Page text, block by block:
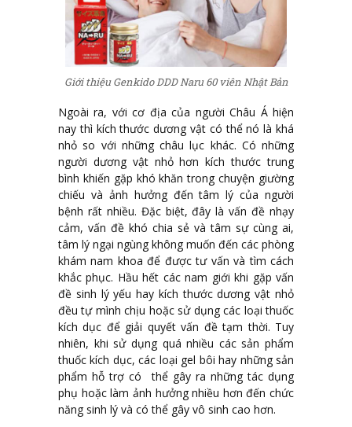
Giới thiệu Genkido DDD Naru 60 viên Nhật Bản
Ngoài ra, với cơ địa của người Châu Á hiện
nay thì kích thước dương vật có thể nó là khá
nhỏ so với những châu lục khác. Có những
người dương vật nhỏ hơn kích thước trung
bình khiến gặp khó khăn trong chuyện giường
chiếu và ảnh hưởng đến tâm lý của người
bệnh rất nhiều. Đặc biệt, đây là vấn đề nhạy
cảm, vấn đề khó chia sẻ và tâm sự cùng ai,
tâm lý ngại ngùng không muốn đến các phòng
khám nam khoa để được tư vấn và tìm cách
khắc phục. Hầu hết các nam giới khi gặp vấn
đề sinh lý yếu hay kích thước dương vật nhỏ
đều tự mình chịu hoặc sử dụng các loại thuốc
kích dục để giải quyết vấn đề tạm thời. Tuy
nhiên, khi sử dụng quá nhiều các sản phẩm
thuốc kích dục, các loại gel bôi hay những sản
phẩm hỗ trợ có thể gây ra những tác dụng
phụ hoặc làm ảnh hưởng nhiều hơn đến chức
năng sinh lý và có thể gây vô sinh cao hơn.